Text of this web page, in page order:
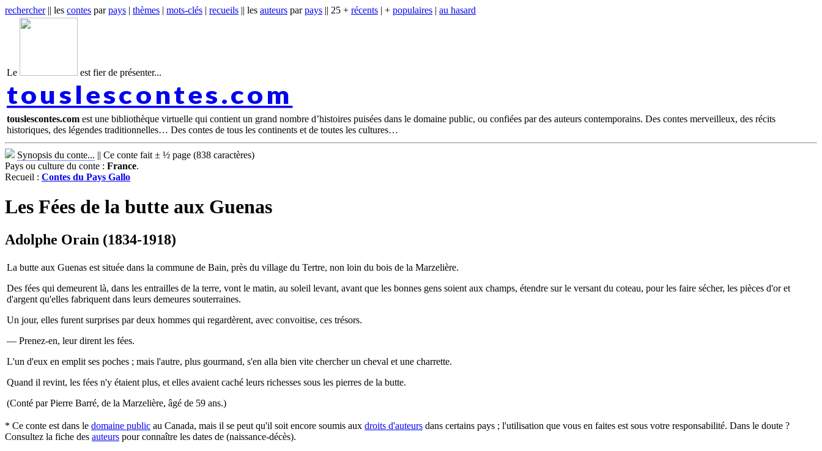
rechercher|| les contes parpays | thèmes | mots-clés | recueils || les auteurs parpays || 25 + récents | + populaires | au hasard
Le est fier de présenter...
touslescontes.com
touslescontes.com est une bibliothèque virtuelle qui contient un grand nombre d’histoires puisées dans le domaine public, ou confiées par des auteurs contemporains. Des contes merveilleux, des récits
historiques, des légendes traditionnelles… Des contes de tous les continents et de toutes les cultures
Synopsis du conte... || Ce conte fait ± ½ page (838 caractères)
Pays ou culture du conte : France.
Recueil : Contes du Pays Gallo
Les Fées de la butte aux Guenas
Adolphe Orain (1834-1918)
La butte aux Guenas est située dans la commune de Bain, près du village du Tertre, non loin du bois de la Marzelière.
Des fées qui demeurent là, dans les entrailles de la terre, vont le matin, au soleil levant, avant que les bonnes gens soient aux champs, étendre sur le versant du coteau, pour les faire sécher, les pièces d'or et
d'argent qu'elles fabriquent dans leurs demeures souterraines.
Un jour, elles furent surprises par deux hommes qui regardèrent, avec convoitise, ces trésors.
— Prenez-en, leur dirent les fées.
L'un d'eux en emplit ses poches ; mais l'autre, plus gourmand, s'en alla bien vite chercher un cheval et une charrette.
Quand il revint, les fées n'y étaient plus, et elles avaient caché leurs richesses sous les pierres de la butte.
(Conté par Pierre Barré, de la Marzelière, âgé de 59 ans.)
* Ce conte est dans le domaine public au Canada, mais il se peut qu'il soit encore soumis aux droits d'auteurs dans certains pays ; l'utilisation que vous en faites est sous votre responsabilité. Dans le doute ?
Consultez la fiche des auteurs pour connaître les dates de (naissance-décès).